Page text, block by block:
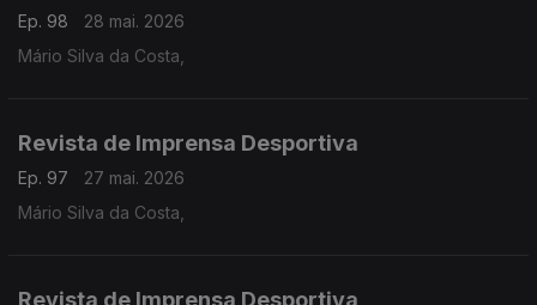
Ep. 98
28 mai. 2026
Mário Silva da Costa,
Revista de Imprensa Desportiva
Ep. 97
27 mai. 2026
Mário Silva da Costa,
Revista de Imprensa Desportiva